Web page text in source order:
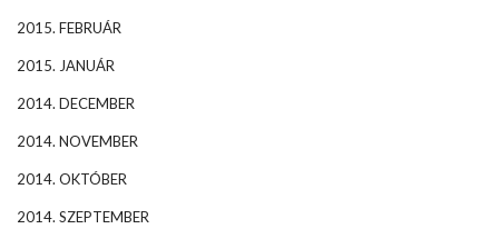
2015. FEBRUÁR
2015. JANUÁR
2014. DECEMBER
2014. NOVEMBER
2014. OKTÓBER
2014. SZEPTEMBER